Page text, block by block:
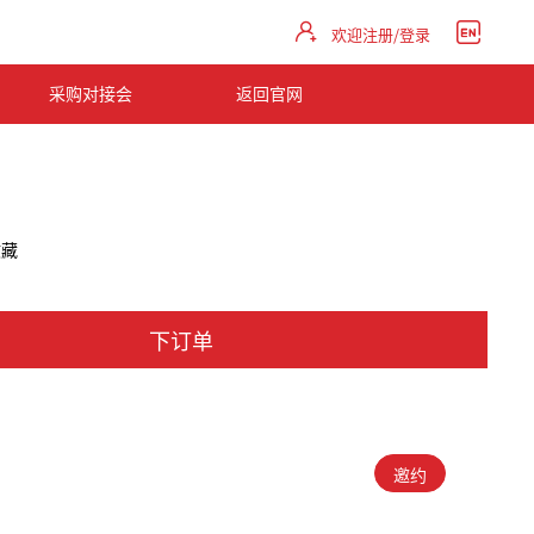
欢迎注册/登录
采购对接会 返回官网
下订单
邀约